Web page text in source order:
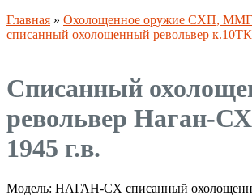
Главная » Охолощенное оружие СХП, ММГ
списанный охолощенный револьвер к.10ТК
Списанный
револьвер Наган-
1945 г.в.
Модель: НАГАН-СХ списанный